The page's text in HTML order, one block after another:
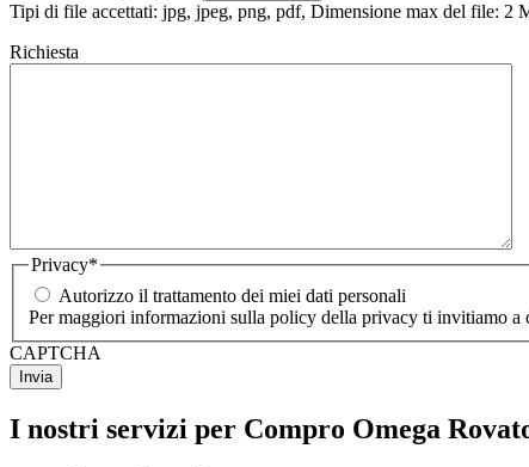
Tipi di file accettati: jpg, jpeg, png, pdf, Dimensione max del file: 2
Richiesta
Privacy*
Autorizzo il trattamento dei miei dati personali
Per maggiori informazioni sulla policy della privacy ti invitiamo a
CAPTCHA
I nostri servizi per Compro Omega